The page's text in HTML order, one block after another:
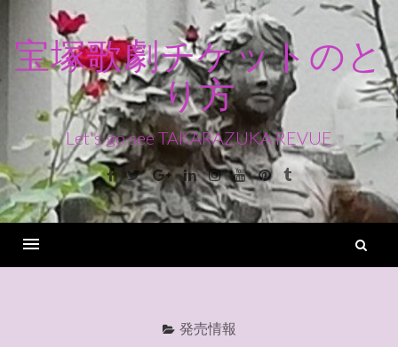
ン
ス
キ
ッ
宝塚歌劇チケットのと
り方
Let's go see TAKARAZUKA REVUE
Facebook
TwitterGoogle+LinkedinInstagram
YoutubePinterest
Tumblr
発売情報